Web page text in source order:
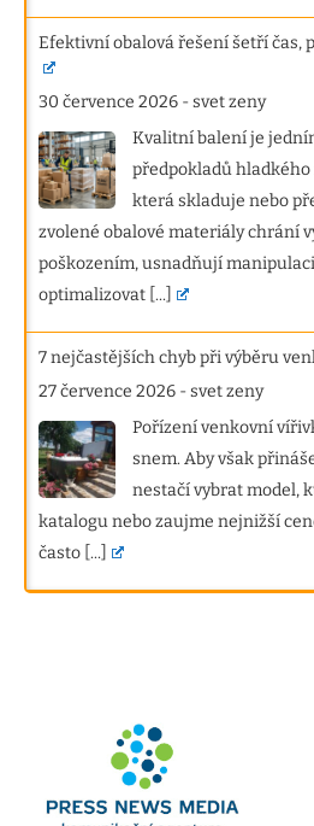
Efektivní obalová řešení šetří čas,
30 července 2026 -svet zeny
Kvalitní balení je
předpokladů
která skladuje nebo
zvolené obalové materiály chrání
poškozením, usnadňují
optimalizovat [...]
7 nejčastějších chyb při výběru
27 července 2026 -svet zeny
Pořízení venkovní
snem. Aby však
nestačí vybrat model,
katalogu nebo zaujme nejnižší
často [...]